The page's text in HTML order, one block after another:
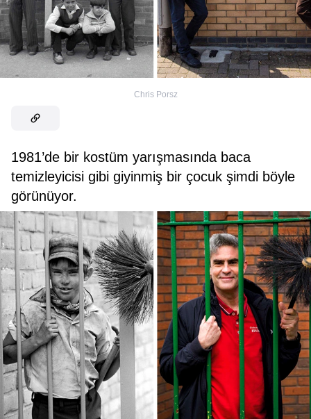
Chris Porsz
1981’de bir kostüm yarışmasında baca
temizleyicisi gibi giyinmiş bir çocuk şimdi böyle
görünüyor.